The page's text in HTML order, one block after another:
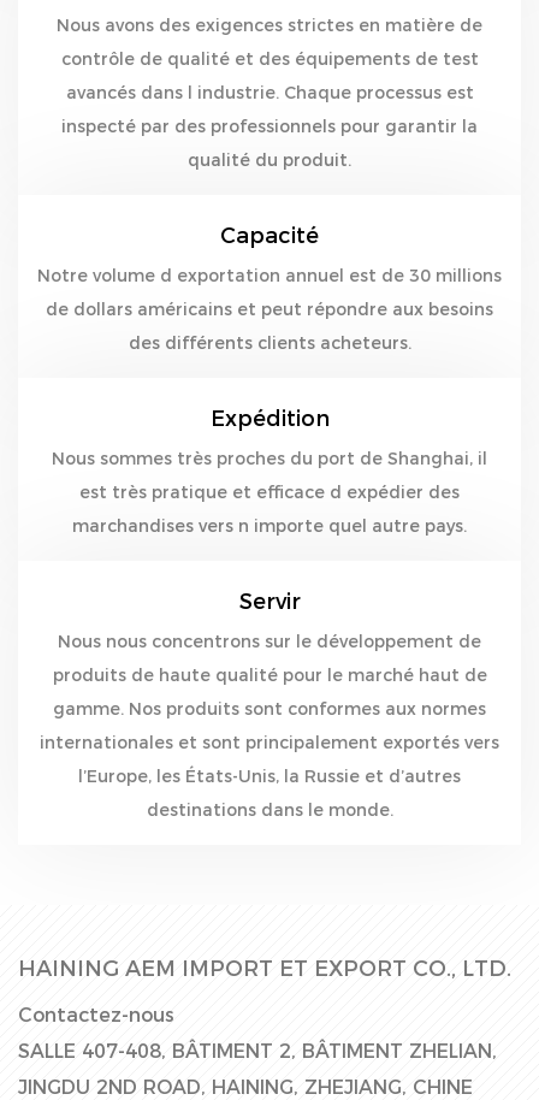
Nous avons des exigences strictes en matière de
contrôle de qualité et des équipements de test
avancés dans l industrie. Chaque processus est
inspecté par des professionnels pour garantir la
qualité du produit.
Capacité
Notre volume d exportation annuel est de 30 millions
de dollars américains et peut répondre aux besoins
des différents clients acheteurs.
Expédition
Nous sommes très proches du port de Shanghai, il
est très pratique et efficace d expédier des
marchandises vers n importe quel autre pays.
Servir
Nous nous concentrons sur le développement de
produits de haute qualité pour le marché haut de
gamme. Nos produits sont conformes aux normes
internationales et sont principalement exportés vers
l’Europe, les États-Unis, la Russie et d’autres
destinations dans le monde.
HAINING AEM IMPORT ET EXPORT CO., LTD.
Contactez-nous
SALLE 407-408, BÂTIMENT 2, BÂTIMENT ZHELIAN,
JINGDU 2ND ROAD, HAINING, ZHEJIANG, CHINE